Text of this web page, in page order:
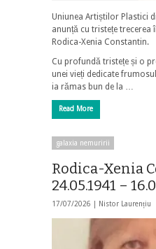
Uniunea Artiștilor Plastici
anunță cu tristețe trecerea
Rodica-Xenia Constantin.
Cu profundă tristețe și o
unei vieți dedicate
ia rămas bun de la …
Read More
galaxia nemuririi
Rodica-Xenia
24.05.1941 –
17/07/2026 | Nistor Laurențiu